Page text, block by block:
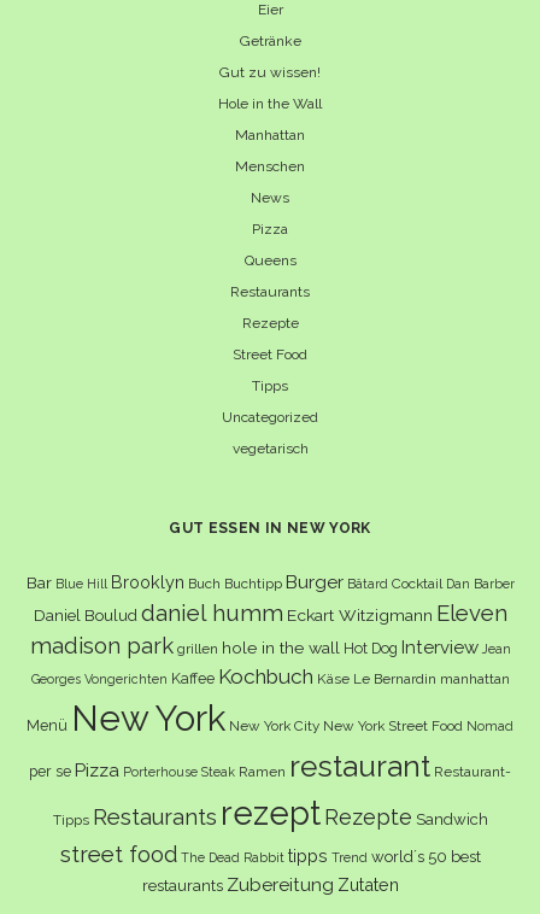
Eier
Getränke
Gut zu wissen!
Hole in the Wall
Manhattan
Menschen
News
Pizza
Queens
Restaurants
Rezepte
Street Food
Tipps
Uncategorized
vegetarisch
GUT ESSEN IN NEW YORK
Bar Blue Hill Brooklyn Buch Buchtipp Burger Bâtard Cocktail Dan Barber
Daniel Boulud daniel humm Eckart Witzigmann Eleven
madison park grillen hole in the wall Hot Dog Interview Jean
Georges Vongerichten Kaffee Kochbuch Käse Le Bernardin manhattan
Menü New York New York City New York Street Food Nomad
per se Pizza Porterhouse Steak Ramen restaurant Restaurant-
Tipps Restaurants rezept Rezepte Sandwich
street food The Dead Rabbit tipps Trend world´s 50 best
restaurants Zubereitung Zutaten